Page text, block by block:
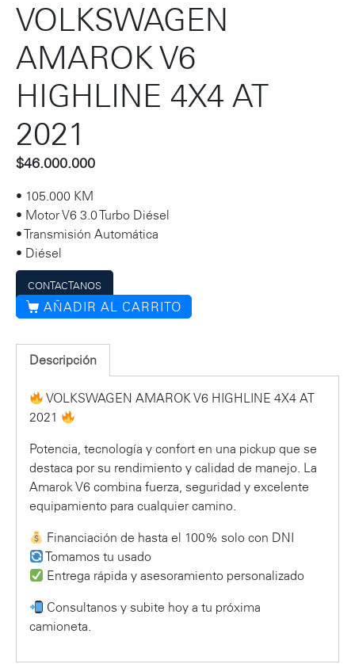
VOLKSWAGEN
AMAROK V6
HIGHLINE 4X4 AT
2021
$46.000.000
• 105.000 KM
• Motor V6 3.0 Turbo Diésel
• Transmisión Automática
• Diésel
CONTACTANOS
AÑADIR AL CARRITO
Descripción
VOLKSWAGEN AMAROK V6 HIGHLINE 4X4 AT
2021
Potencia, tecnología y confort en una pickup que se
destaca por su rendimiento y calidad de manejo. La
Amarok V6 combina fuerza, seguridad y excelente
equipamiento para cualquier camino.
Financiación de hasta el 100% solo con DNI
Tomamos tu usado
Entrega rápida y asesoramiento personalizado
Consultanos y subite hoy a tu próxima
camioneta.